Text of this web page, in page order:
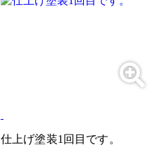
仕上げ塗装1回目です。